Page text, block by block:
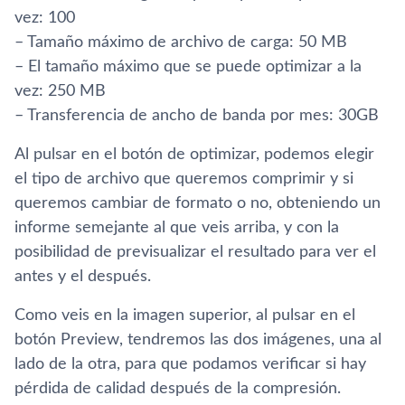
vez: 100
– Tamaño máximo de archivo de carga: 50 MB
– El tamaño máximo que se puede optimizar a la
vez: 250 MB
– Transferencia de ancho de banda por mes: 30GB
Al pulsar en el botón de optimizar, podemos elegir
el tipo de archivo que queremos comprimir y si
queremos cambiar de formato o no, obteniendo un
informe semejante al que veis arriba, y con la
posibilidad de previsualizar el resultado para ver el
antes y el después.
Como veis en la imagen superior, al pulsar en el
botón Preview, tendremos las dos imágenes, una al
lado de la otra, para que podamos verificar si hay
pérdida de calidad después de la compresión.